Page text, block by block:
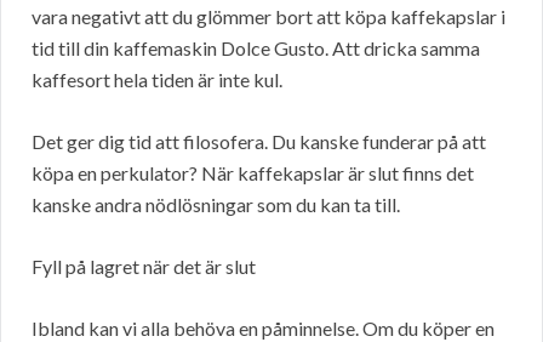
vara negativt att du glömmer bort att köpa kaffekapslar i
tid till din kaffemaskin Dolce Gusto. Att dricka samma
kaffesort hela tiden är inte kul.
Det ger dig tid att filosofera. Du kanske funderar på att
köpa en perkulator? När kaffekapslar är slut finns det
kanske andra nödlösningar som du kan ta till.
Fyll på lagret när det är slut
Ibland kan vi alla behöva en påminnelse. Om du köper en